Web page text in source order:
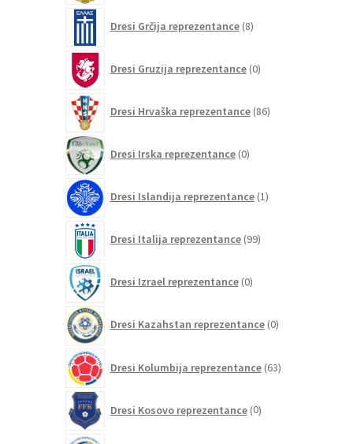
Dresi Grčija reprezentance 8izdelkov
Dresi Gruzija reprezentance 0izdelkov
Dresi Hrvaška reprezentance 86izdelkov
Dresi Irska reprezentance 0izdelkov
Dresi Islandija reprezentance 1izdelek
Dresi Italija reprezentance 99izdelkov
Dresi Izrael reprezentance 0izdelkov
Dresi Kazahstan reprezentance 0izdelkov
Dresi Kolumbija reprezentance 63izdelkov
Dresi Kosovo reprezentance 0izdelkov